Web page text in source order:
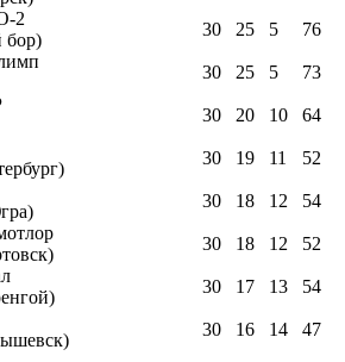
2
бор)
30 25 5 76
30 25 5 73
30 20 10 64
30 19 11 52
30 18 12 54
30 18 12 52
30 17 13 54
30 16 14 47